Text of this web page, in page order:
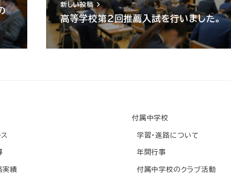
新しい投稿
高等学校第2回推薦入試を行いました。
実績
付属中学校
学習・進路について
年間行事
付属中学校のクラブ活動